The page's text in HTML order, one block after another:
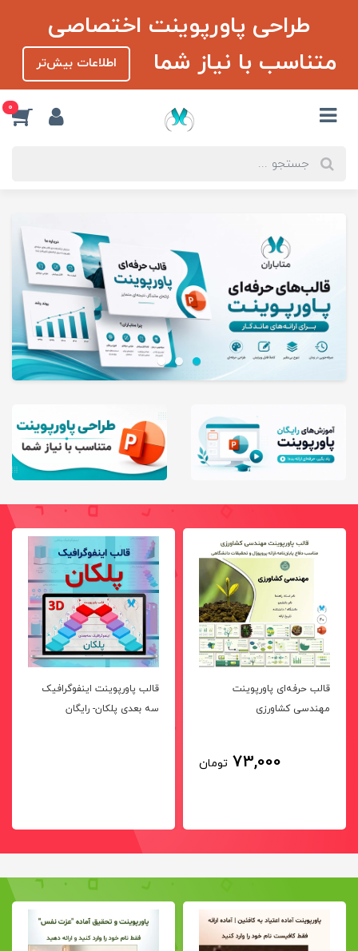
طراحی پاورپوینت اختصاصی
متناسب با نیاز شما
اطلاعات بیش‌تر
0
قالب حرفه‌ای پاورپوینت
مهندسی کشاورزی
73,000 تومان
قالب پاورپوینت اینفوگرافیک
سه بعدی پلکان- رایگان